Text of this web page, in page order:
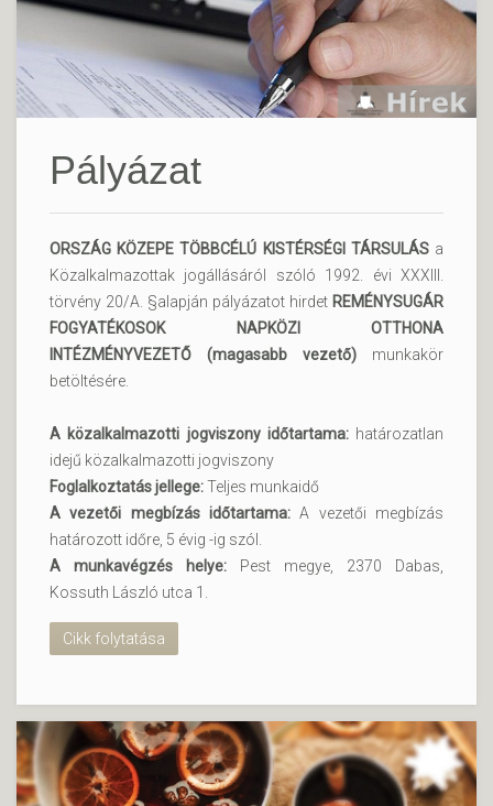
Pályázat
ORSZÁG KÖZEPE TÖBBCÉLÚ KISTÉRSÉGI TÁRSULÁSa
Közalkalmazottak jogállásáról szóló 1992. évi XXXIII.
törvény 20/A. §alapján pályázatot hirdet REMÉNYSUGÁR
FOGYATÉKOSOK NAPKÖZI OTTHONA
INTÉZMÉNYVEZETŐ (magasabb vezető) munkakör
betöltésére.
A közalkalmazotti jogviszony időtartama:határozatlan
idejű közalkalmazotti jogviszony
Foglalkoztatás jellege:Teljes munkaidő
A vezetői megbízás időtartama:A vezetői megbízás
határozott időre, 5 évig -ig szól.
A munkavégzés helye: Pest megye, 2370 Dabas,
Kossuth László utca 1.
Cikk folytatása